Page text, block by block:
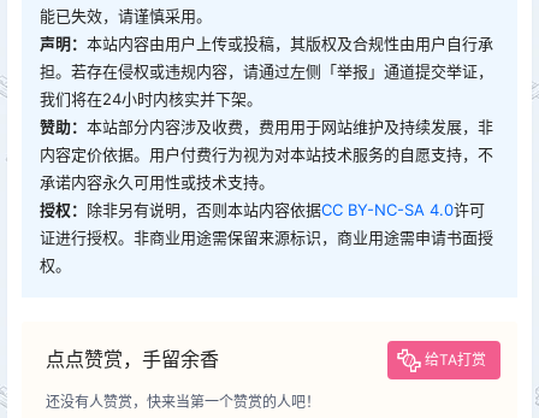
能已失效，请谨慎采用。
声明： 本站内容由用户上传或投稿，其版权及合规性由用户自行承
担。若存在侵权或违规内容，请通过左侧「举报」通道提交举证，
我们将在24小时内核实并下架。
赞助： 本站部分内容涉及收费，费用用于网站维护及持续发展，非
内容定价依据。用户付费行为视为对本站技术服务的自愿支持，不
承诺内容永久可用性或技术支持。
授权： 除非另有说明，否则本站内容依据CC BY-NC-SA 4.0许可
证进行授权。非商业用途需保留来源标识，商业用途需申请书面授
权。
点点赞赏，手留余香 给TA打赏
还没有人赞赏，快来当第一个赞赏的人吧！